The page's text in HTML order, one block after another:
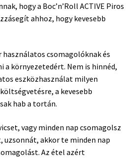
hogy a Boc’n’Roll ACTIVE Piros
ahhoz, hogy kevesebb
használatos csomagolóknak és
a környezetedért. Nem is hinnéd,
eszközhasználat milyen
a kevesebb
hab a tortán.
vagy minden nap csomagolsz
uzsonnát, akkor te minden nap
Az étel azért